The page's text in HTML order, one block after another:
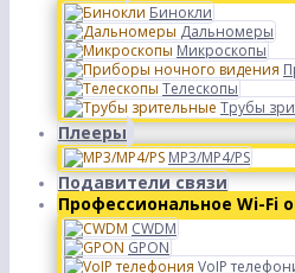
Бинокли
Дальномеры
Микроскопы
Телескопы
Трубы
Плееры
MP3/MP4/PS
Подавители связи
Профессиональное Wi-Fi
CWDM
GPON
VoIP